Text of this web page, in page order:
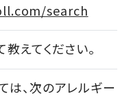
search
えてください。
、次のアレルギー